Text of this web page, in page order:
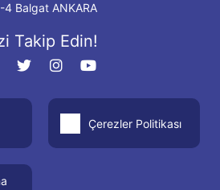
Balgat ANKARA
Takip Edin!
Çerezler Politikası